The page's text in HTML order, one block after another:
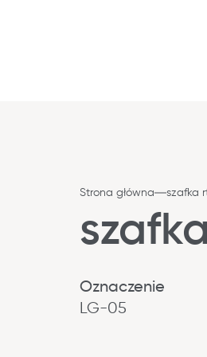
Strona główna szafka
Oznaczenie
LG-05